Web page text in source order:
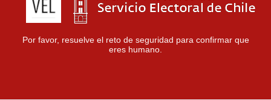
Por favor, resuelve el reto de seguridad para confirmar que
eres humano.